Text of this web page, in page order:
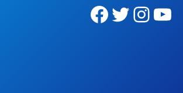
Facebook Twitter Instagram YouTube